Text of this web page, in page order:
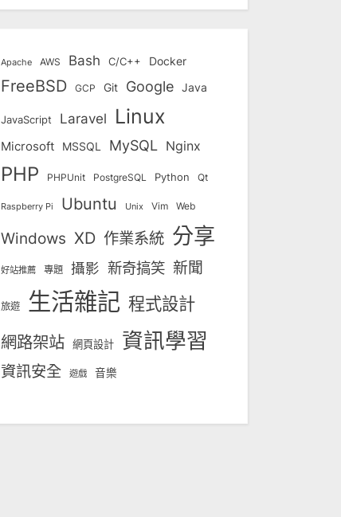
Apache AWS Bash C/C++ Docker
FreeBSD GCP Git Google Java
JavaScript Laravel Linux
Microsoft MSSQL MySQL Nginx
PHP PHPUnit PostgreSQL Python Qt
Raspberry Pi Ubuntu Unix Vim Web
Windows XD 作業系統 分享
好站推薦 專題 攝影 新奇搞笑 新聞
旅遊 生活雜記 程式設計
網路架站 網頁設計 資訊學習
資訊安全 遊戲 音樂